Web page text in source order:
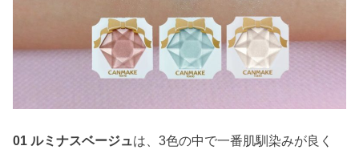
01 ルミナスベージュは、3色の中で一番肌馴染みが良く